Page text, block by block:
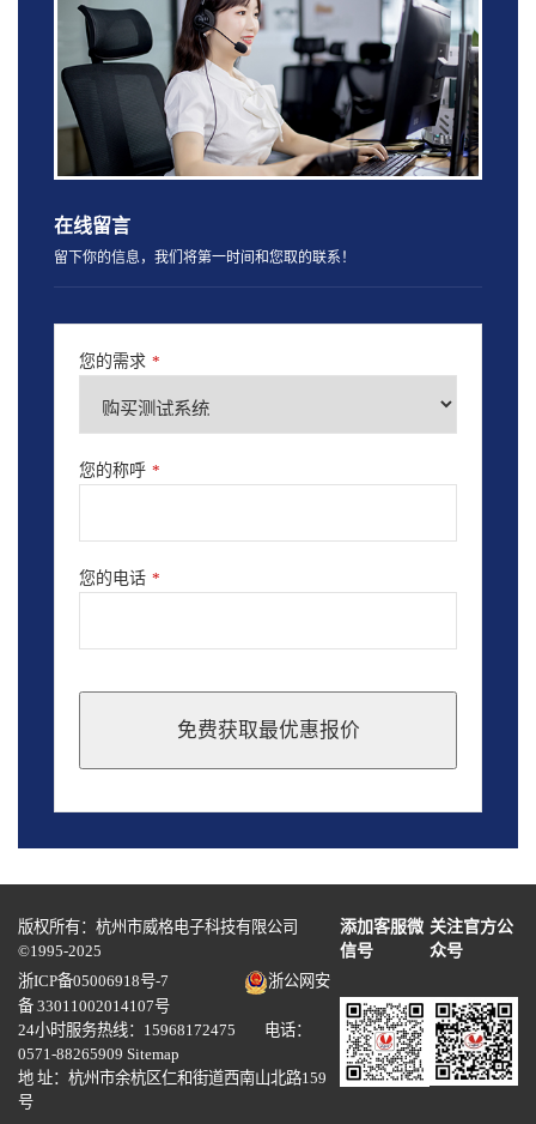
在线留言
留下你的信息，我们将第一时间和您取的联系！
您的需求 *
您的称呼 *
您的电话 *
免费获取最优惠报价
should
blank
版权所有：杭州市威格电子科技有限公司
©1995-2025
添加客服微
信号
关注官方公
众号
浙ICP备05006918号-7
浙公网安
备 33011002014107号
24小时服务热线：15968172475 电话：
0571-88265909 Sitemap
地 址：杭州市余杭区仁和街道西南山北路159
号